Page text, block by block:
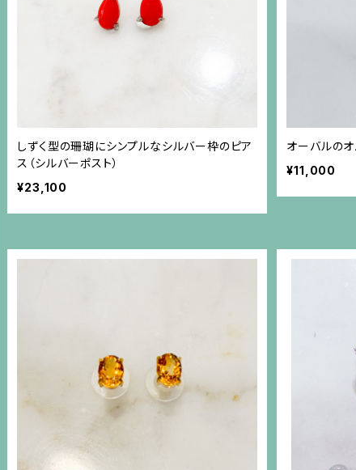
しずく型の珊瑚にシンプルなシルバー枠のピア
ス（シルバーポスト）
¥23,100
オーバルの
¥11,000